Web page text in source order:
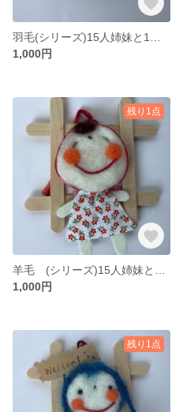
1,000円
残り1点
1,000円
残り1点